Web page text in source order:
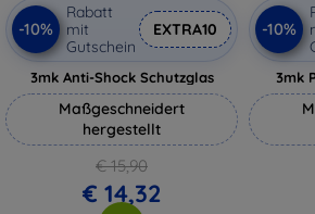
-10%
Rabatt
mit
Gutschein
EXTRA10
3mk Anti-Shock Schutzglas
Maßgeschneidert
hergestellt
€ 15,90
€ 14,32
-10%
3mk